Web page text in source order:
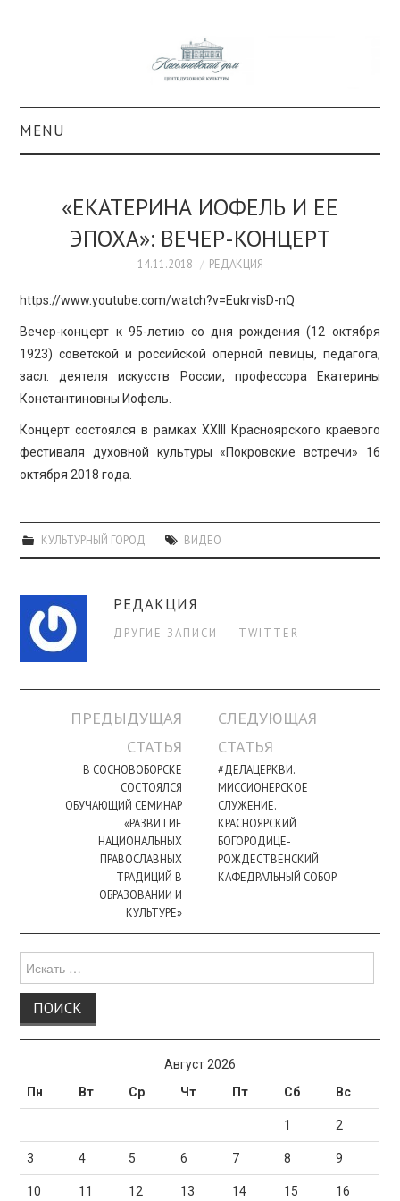
MENU
КОЛЛЕКЦИИ
КУЛЬТУРА
ОБРАЗОВАНИЕ
ПРОСВЕЩЕНИЕ
«ЕКАТЕРИНА ИОФЕЛЬ И ЕЕ
ЭПОХА»: ВЕЧЕР-КОНЦЕРТ
14.11.2018 РЕДАКЦИЯ
https://www.youtube.com/watch?v=EukrvisD-nQ
Вечер-концерт к 95-летию со дня рождения (12 октября
1923) советской и российской оперной певицы, педагога,
засл. деятеля искусств России, профессора Екатерины
Константиновны Иофель.
Концерт состоялся в рамках XXIII Красноярского краевого
фестиваля духовной культуры «Покровские встречи» 16
октября 2018 года.
КУЛЬТУРНЫЙ ГОРОД ВИДЕО
РЕДАКЦИЯ
ДРУГИЕ ЗАПИСИ TWITTER
Навигация
записи
ПРЕДЫДУЩАЯ
СТАТЬЯ
В СОСНОВОБОРСКЕ
СОСТОЯЛСЯ
ОБУЧАЮЩИЙ СЕМИНАР
«РАЗВИТИЕ
НАЦИОНАЛЬНЫХ
ПРАВОСЛАВНЫХ
ТРАДИЦИЙ В
ОБРАЗОВАНИИ И
КУЛЬТУРЕ»
СЛЕДУЮЩАЯ
СТАТЬЯ
#ДЕЛАЦЕРКВИ.
МИССИОНЕРСКОЕ
СЛУЖЕНИЕ.
КРАСНОЯРСКИЙ
БОГОРОДИЦЕ-
РОЖДЕСТВЕНСКИЙ
КАФЕДРАЛЬНЫЙ СОБОР
для:
Август 2026
Пн
Вт Ср Чт Пт Сб Вс
1 2
3 4 5 6 7 8 9
10 11 12 13 14 15 16